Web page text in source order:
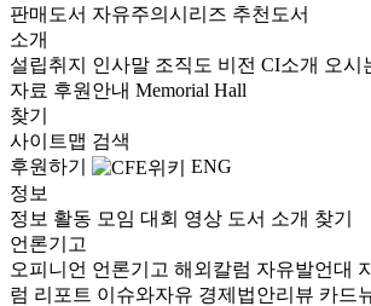
판매도서 자유주의시리즈 추천도서
소개
설립취지 인사말 조직도 비전 CI소개 오시
자료 후원안내 Memorial Hall
찾기
사이트맵 검색
후원하기
ENG
정보
정보 활동 모임 대회 영상 도서 소개 찾기
언론기고
오피니언 언론기고 해외칼럼 자유발언대
럼 리포트 이슈와자유 경제법안리뷰 카드